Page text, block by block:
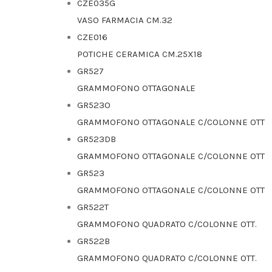
CZE035G
VASO FARMACIA CM.32
CZE016
POTICHE CERAMICA CM.25X18
GR527
GRAMMOFONO OTTAGONALE
GR523O
GRAMMOFONO OTTAGONALE C/COLONNE OTT
GR523DB
GRAMMOFONO OTTAGONALE C/COLONNE OTT
GR523
GRAMMOFONO OTTAGONALE C/COLONNE OTT
GR522T
GRAMMOFONO QUADRATO C/COLONNE OTT.
GR522B
GRAMMOFONO QUADRATO C/COLONNE OTT.